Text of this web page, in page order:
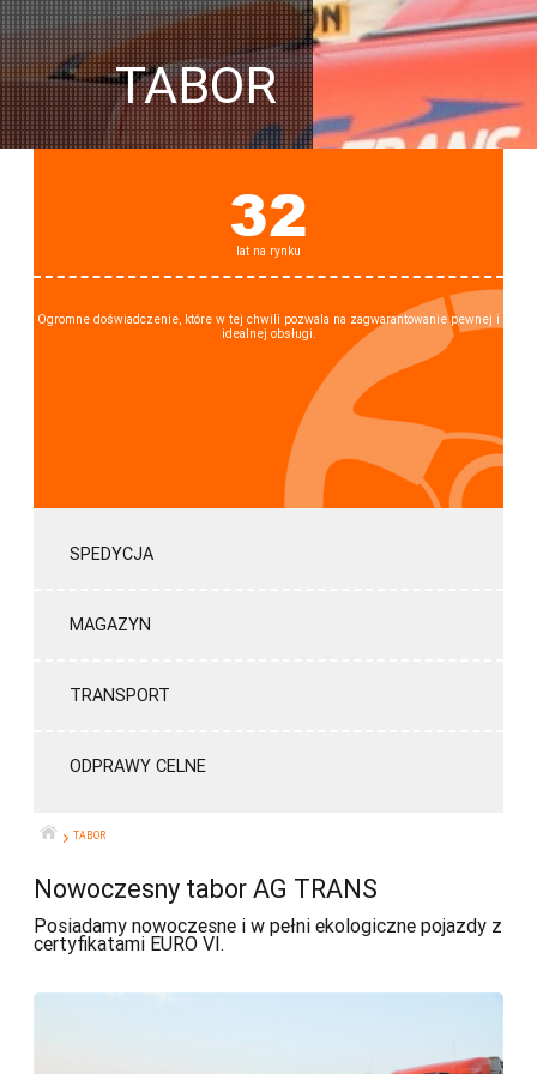
TABOR
32
lat na rynku
Ogromne doświadczenie, które w tej chwili pozwala na zagwarantowanie pewnej i
idealnej obsługi.
SPEDYCJA
MAGAZYN
TRANSPORT
ODPRAWY CELNE
TABOR
Nowoczesny tabor AG TRANS
Posiadamy nowoczesne i w pełni ekologiczne pojazdy z
certyfikatami EURO VI.